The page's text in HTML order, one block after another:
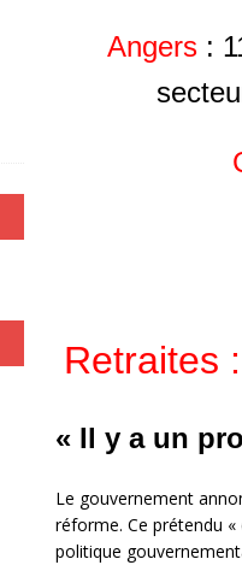
Angers :
Retraites
« Il y a un
Le gouvernement
réforme. Ce prétendu
politique